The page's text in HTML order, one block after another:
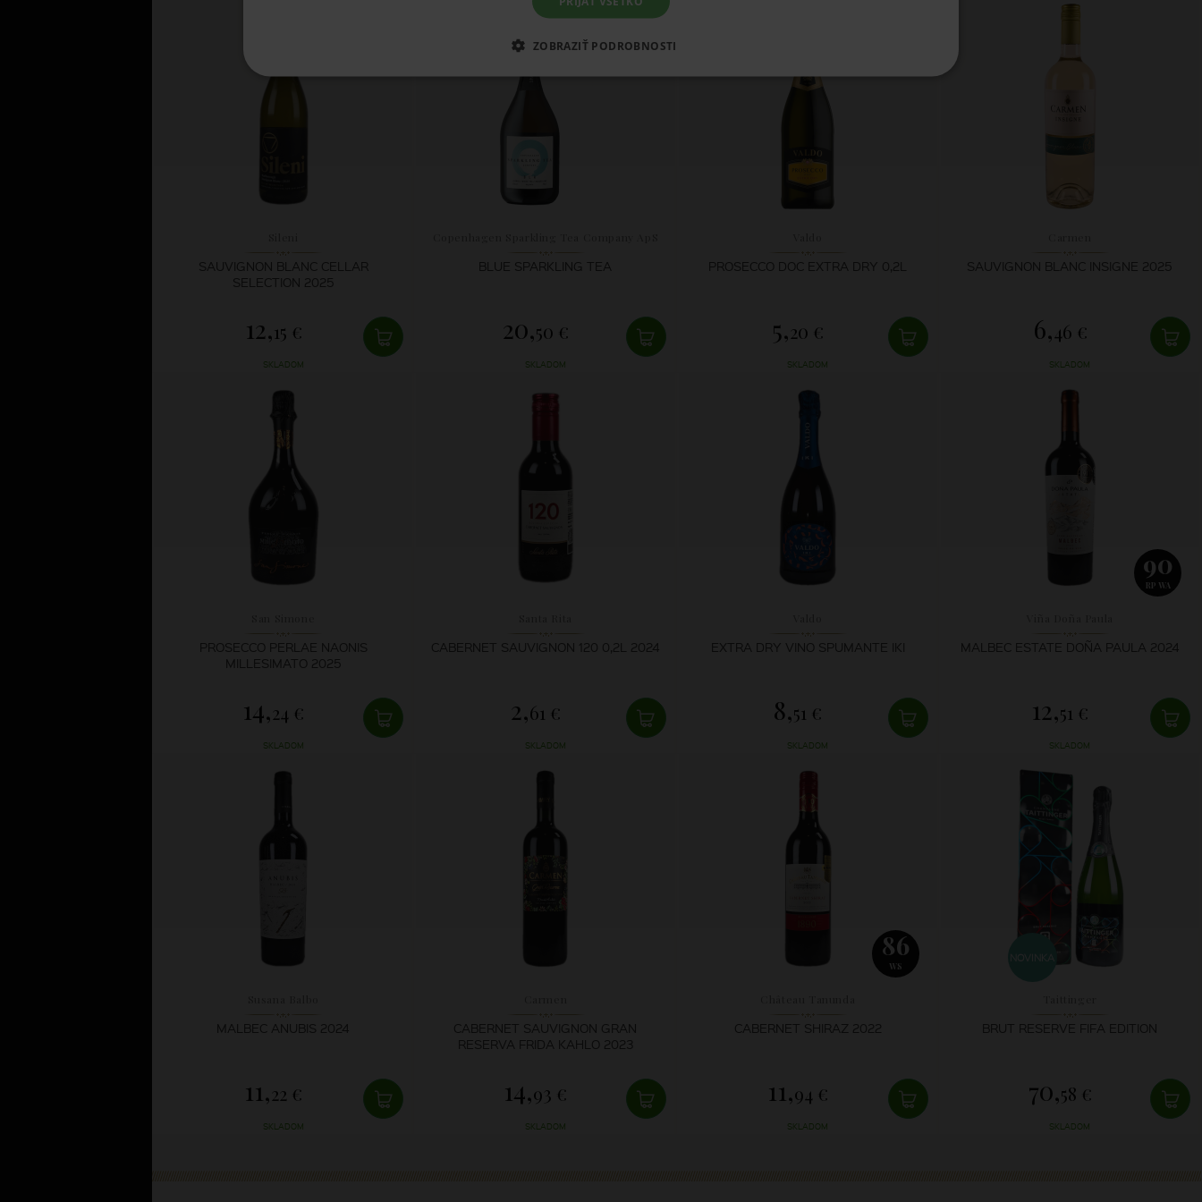
SAUVIGNON BLANC CELLAR
SELECTION 2025
12,15 €
SKLADOM
BLUE SPARKLING TEA
20,50 €
SKLADOM
PROSECCO DOC EXTRA DRY 0,2L
5,20 €
SKLADOM
SAUVIGNON BLANC INSIGNE 2025
6,46 €
SKLADOM
PROSECCO PERLAE NAONIS
MILLESIMATO 2025
14,24 €
SKLADOM
CABERNET SAUVIGNON 120 0,2L 2024
2,61 €
SKLADOM
EXTRA DRY VINO SPUMANTE IKI
8,51 €
SKLADOM
90
RP WA
MALBEC ESTATE DOÑA PAULA 2024
12,51 €
SKLADOM
MALBEC ANUBIS 2024
11,22 €
SKLADOM
CABERNET SAUVIGNON GRAN
RESERVA FRIDA KAHLO 2023
14,93 €
SKLADOM
86
WS
CABERNET SHIRAZ 2022
11,94 €
SKLADOM
BRUT RESERVE FIFA EDITION
70,58 €
SKLADOM
ZOBRAZIŤ PODROBNOSTI